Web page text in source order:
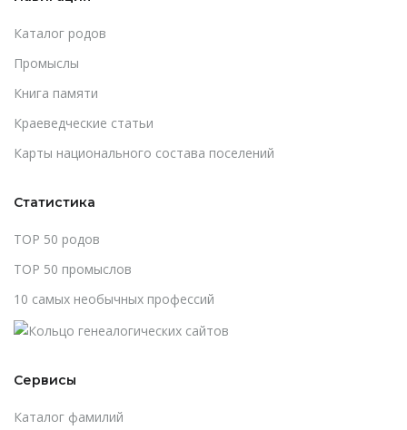
Каталог родов
Промыслы
Книга памяти
Краеведческие статьи
Карты национального состава поселений
Статистика
TOP 50 родов
TOP 50 промыслов
10 самых необычных профессий
Сервисы
Каталог фамилий